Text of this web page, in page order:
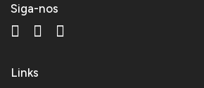
Siga-nos
Links